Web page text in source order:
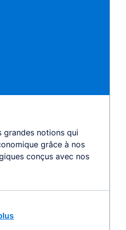
grandes notions qui
grâce à nos
conçus avec nos